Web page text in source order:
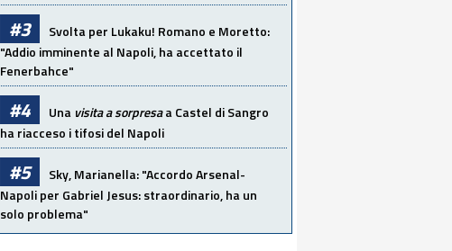
#3
Svolta per Lukaku! Romano e Moretto:
"Addio imminente al Napoli, ha accettato il
Fenerbahce"
#4 Una visita a sorpresaa Castel di Sangro
ha riacceso i tifosi del Napoli
#5
Sky, Marianella: "Accordo Arsenal-
Napoli per Gabriel Jesus: straordinario, ha un
solo problema"